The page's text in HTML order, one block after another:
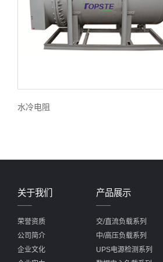
水冷电阻
关于我们
荣誉资质
公司简介
企业文化
产品展示
交/直流负载系列
中/高压负载系列
UPS电源检测系列